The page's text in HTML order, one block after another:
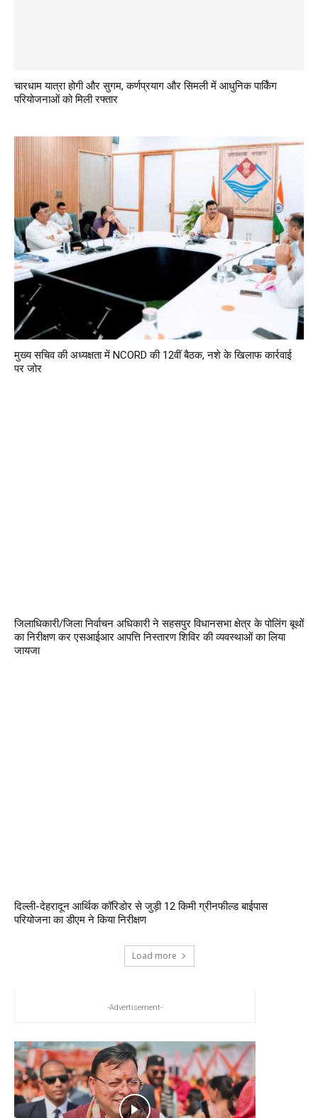
चारधाम यात्रा होगी और सुगम, कर्णप्रयाग और सिमली में आधुनिक पार्किंग
परियोजनाओं को मिली रफ्तार
मुख्य सचिव की अध्यक्षता में NCORD की 12वीं बैठक, नशे के खिलाफ कार्रवाई
पर जोर
जिलाधिकारी/जिला निर्वाचन अधिकारी ने सहसपुर विधानसभा क्षेत्र के पोलिंग बूथों
का निरीक्षण कर एसआईआर आपत्ति निस्तारण शिविर की व्यवस्थाओं का लिया
जायजा
दिल्ली-देहरादून आर्थिक कॉरिडोर से जुड़ी 12 किमी ग्रीनफील्ड बाईपास
परियोजना का डीएम ने किया निरीक्षण
Load more
-Advertisement-